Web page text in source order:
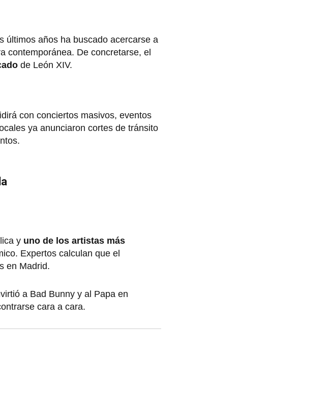
últimos años ha buscado acercarse a
contemporánea. De concretarse, el
de León XIV.
con conciertos masivos, eventos
ya anunciaron cortes de tránsito
y uno de los artistas más
Expertos calculan que el
en Madrid.
a Bad Bunny y al Papa en
cara a cara.